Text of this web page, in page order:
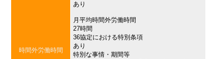
時間外労働時間
あり
月平均時間外労働時間
27時間
36協定における特別条項
あり
特別な事情・期間等